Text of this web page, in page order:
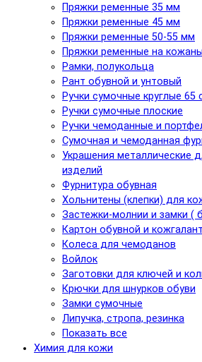
Пряжки ременные 35 мм
Пряжки ременные 45 мм
Пряжки ременные 50-55 мм
Пряжки ременные на
Рамки, полукольца
Рант обувной и унтовый
Ручки сумочные круглые 65
Ручки сумочные плоские
Ручки чемоданные и
Сумочная и чемоданная
Украшения металлические
изделий
Фурнитура обувная
Хольнитены (клепки) для
Застежки-молнии и замки (
Картон обувной и
Колеса для чемоданов
Войлок
Заготовки для ключей и
Крючки для шнурков обуви
Замки сумочные
Липучка, стропа, резинка
Показать все
Химия для кожи